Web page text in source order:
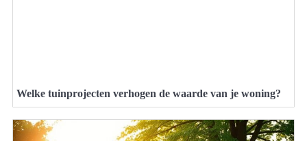
Welke tuinprojecten verhogen de waarde van je woning?